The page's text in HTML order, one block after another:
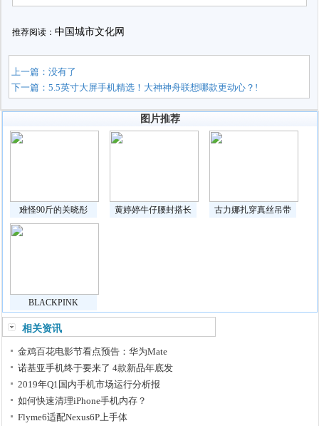
推荐阅读： 中国城市文化网
上一篇：没有了
下一篇：5.5英寸大屏手机精选！大神神舟联想哪款更动心？!
图片推荐
难怪90斤的关晓彤 黄婷婷牛仔腰封搭长 古力娜扎穿真丝吊带
BLACKPINK
相关资讯
金鸡百花电影节看点预告：华为Mate
诺基亚手机终于要来了 4款新品年底发
2019年Q1国内手机市场运行分析报
如何快速清理iPhone手机内存？
Flyme6适配Nexus6P上手体